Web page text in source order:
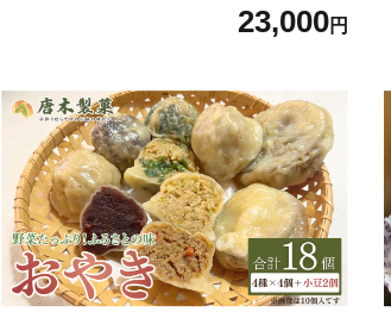
フルーツ 朝食 軽食 おやつ 食物繊維
国産原料 信州産 長野県 千曲市
23,000円